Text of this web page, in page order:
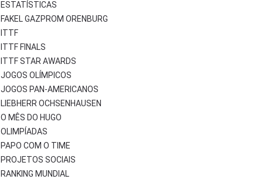
ESTATÍSTICAS
FAKEL GAZPROM ORENBURG
ITTF
ITTF FINALS
ITTF STAR AWARDS
JOGOS OLÍMPICOS
JOGOS PAN-AMERICANOS
LIEBHERR OCHSENHAUSEN
O MÊS DO HUGO
OLIMPÍADAS
PAPO COM O TIME
PROJETOS SOCIAIS
RANKING MUNDIAL